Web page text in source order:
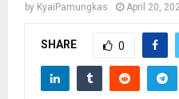
by KyaiPamungkas April 20,
SHARE 0